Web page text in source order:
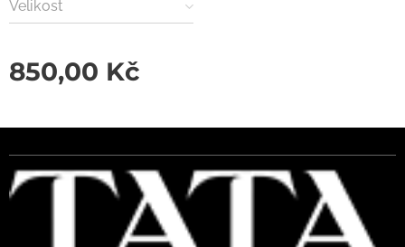
Velikost
850,00 Kč